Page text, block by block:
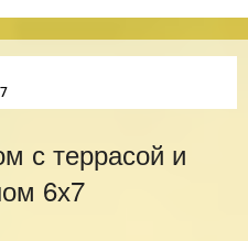
с террасой и
6х7